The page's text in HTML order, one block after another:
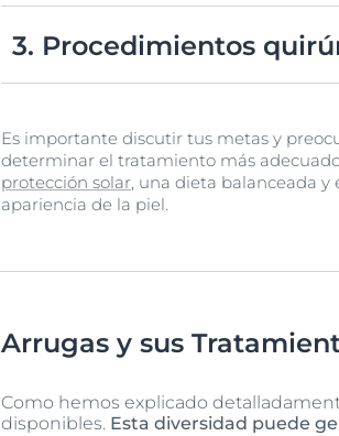
arrugas.
3. Procedimientos
Es importante discutir tus metas y
determinar el tratamiento más
protección solar, una dieta balanceada
apariencia de la piel.
Arrugas y sus
Como hemos explicado
disponibles. Esta diversidad puede